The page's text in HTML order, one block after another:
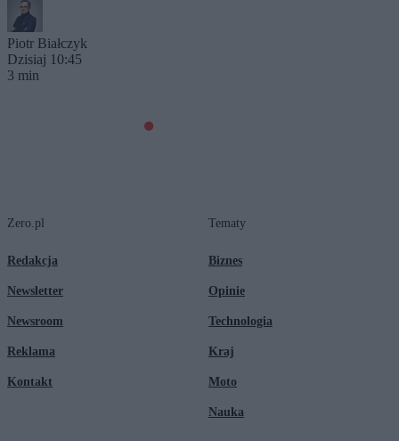
Piotr Białczyk
Dzisiaj 10:45
3 min
Zero.pl
Redakcja
Newsletter
Newsroom
Reklama
Kontakt
Tematy
Biznes
Opinie
Technologia
Kraj
Moto
Nauka